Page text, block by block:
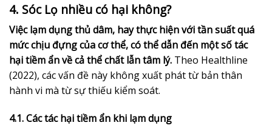
4. Sóc Lọ nhiều có hại không?
Việc lạm dụng thủ dâm, hay thực hiện với tần suất quá
mức chịu đựng của cơ thể, có thể dẫn đến một số tác
hại tiềm ẩn về cả thể chất lẫn tâm lý. Theo Healthline
(2022), các vấn đề này không xuất phát từ bản thân
hành vi mà từ sự thiếu kiểm soát.
4.1. Các tác hại tiềm ẩn khi lạm dụng